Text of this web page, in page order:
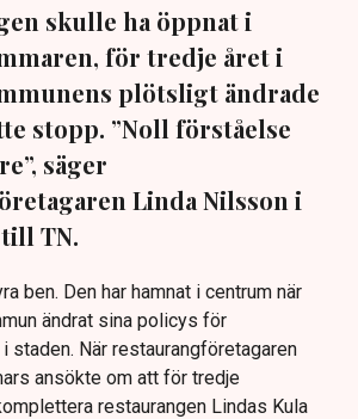
skulle ha öppnat i
för tredje året i
plötsligt ändrade
stopp. ”Noll förståelse
säger
Linda Nilsson i
TN.
ben. Den har hamnat i centrum när
ändrat sina policys för
staden. När restaurangföretagaren
ansökte om att för tredje
restaurangen Lindas Kula